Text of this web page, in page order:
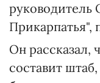
Прикарпатья",
Он рассказал,
составит